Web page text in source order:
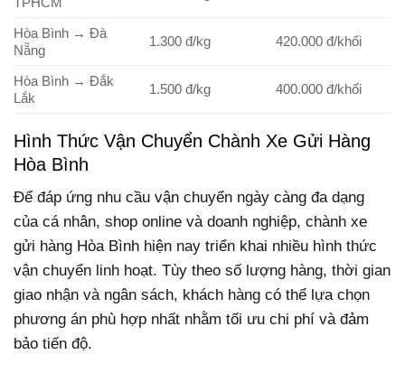
Hòa Bình → Đà
Nẵng
1.300 đ/kg 420.000 đ/khối
Hòa Bình → Đắk
Lắk
1.500 đ/kg 400.000 đ/khối
Hình Thức Vận Chuyển Chành Xe Gửi Hàng
Hòa Bình
Để đáp ứng nhu cầu vận chuyển ngày càng đa dạng
của cá nhân, shop online và doanh nghiệp, chành xe
gửi hàng Hòa Bình hiện nay triển khai nhiều hình thức
vận chuyển linh hoạt. Tùy theo số lượng hàng, thời gian
giao nhận và ngân sách, khách hàng có thể lựa chọn
phương án phù hợp nhất nhằm tối ưu chi phí và đảm
bảo tiến độ.